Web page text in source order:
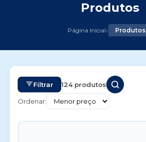
Produtos
Página Inicial› Produtos
Filtrar 124 produtos
Ordenar: